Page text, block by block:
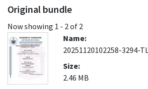
Original bundle
Now showing 1 - 2 of 2
Name:
20251120102258-3294-
Size:
2.46 MB